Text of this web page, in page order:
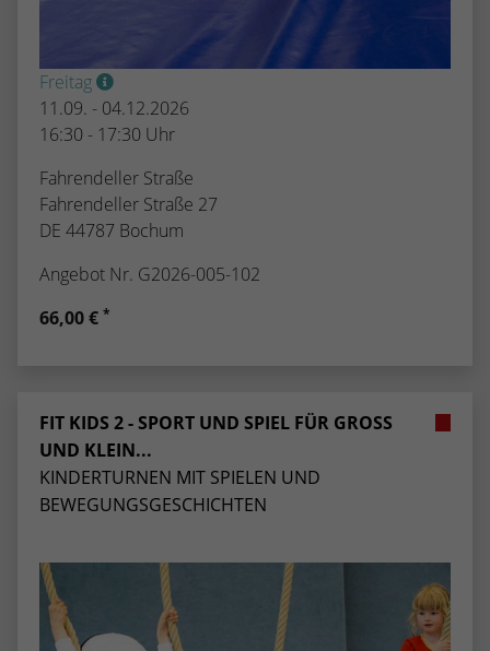
Freitag
11.09. - 04.12.2026
16:30 - 17:30 Uhr
Fahrendeller Straße
Fahrendeller Straße 27
DE 44787 Bochum
Angebot Nr. G2026-005-102
66,00 € *
FIT KIDS 2 - SPORT UND SPIEL FÜR GROSS U
ND KLEIN...
KINDERTURNEN MIT SPIELEN UND
BEWEGUNGSGESCHICHTEN
kann der eingeloggte Benutzer
wiedererkannt werden und es wird ihm
Zugang zu geschützten Bereichen gewährt.
speichern Informationen anonym und
weisen eine randoly generierte Nummer
zu, um eindeutige Besucher zu
Anbieter Google Analytics
Zweck
darüber, wie es der Website geht. Die
Besucher, die Quelle, aus der sie
stammen, und die Seiten in anonymisierter
Name _dc_gtm_UA-53600496-1
Anbieter Google Analytics